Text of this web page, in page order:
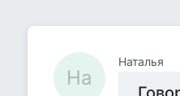
На
Наталья